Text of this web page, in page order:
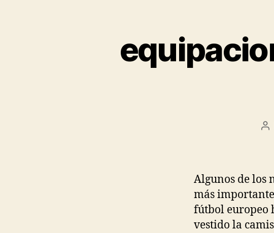
Algunos de los
más
fútbol europeo
vestido la